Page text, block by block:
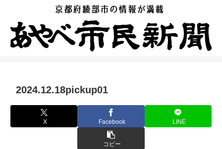
2024.12.18pickup01
X Facebook LINE
コピー